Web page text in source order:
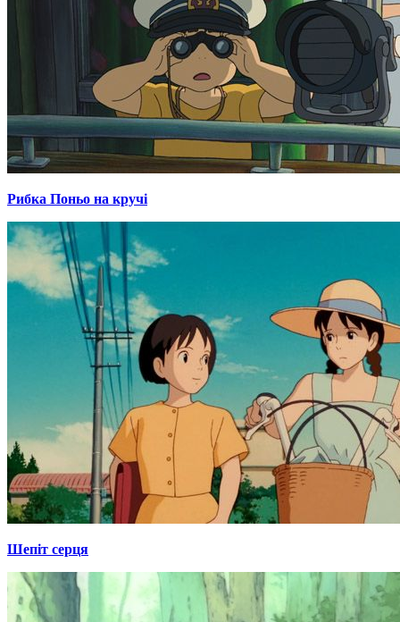
Рибка Поньо на кручі
Шепіт серця